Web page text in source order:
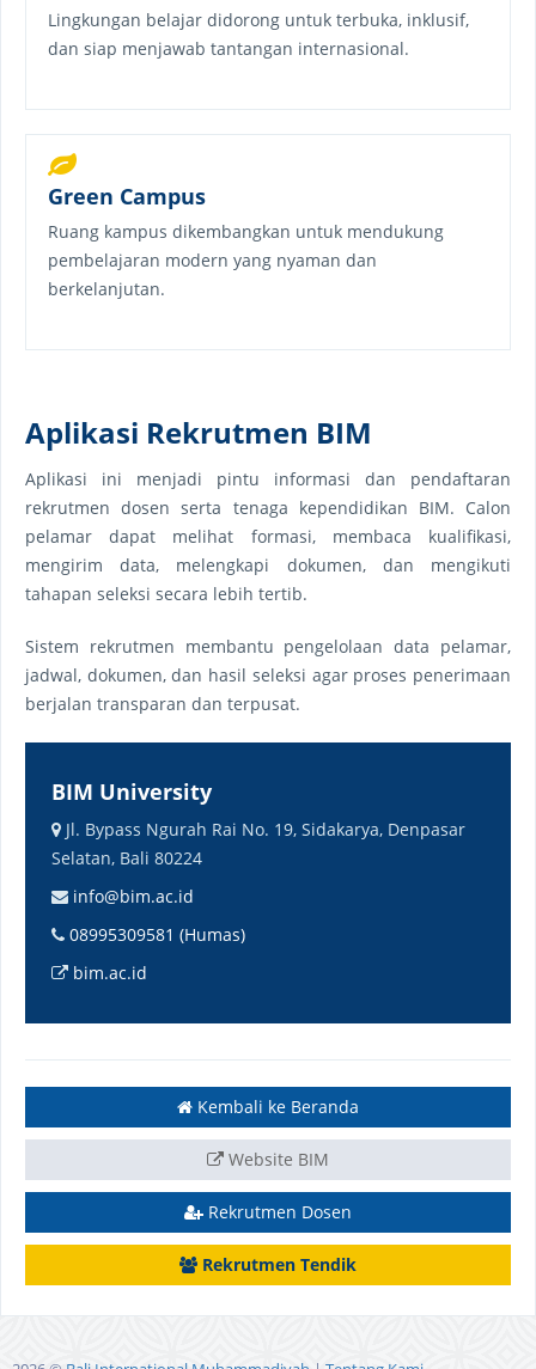
Lingkungan belajar didorong untuk terbuka, inklusif,
dan siap menjawab tantangan internasional.
Green Campus
Ruang kampus dikembangkan untuk mendukung
pembelajaran modern yang nyaman dan
berkelanjutan.
Aplikasi Rekrutmen BIM
Aplikasi ini menjadi pintu informasi dan pendaftaran
rekrutmen dosen serta tenaga kependidikan BIM. Calon
pelamar dapat melihat formasi, membaca kualifikasi,
mengirim data, melengkapi dokumen, dan mengikuti
tahapan seleksi secara lebih tertib.
Sistem rekrutmen membantu pengelolaan data pelamar,
jadwal, dokumen, dan hasil seleksi agar proses penerimaan
berjalan transparan dan terpusat.
BIM University
Jl. Bypass Ngurah Rai No. 19, Sidakarya, Denpasar
Selatan, Bali 80224
info@bim.ac.id
08995309581 (Humas)
bim.ac.id
Kembali ke Beranda
Website BIM
Rekrutmen Dosen
Rekrutmen Tendik